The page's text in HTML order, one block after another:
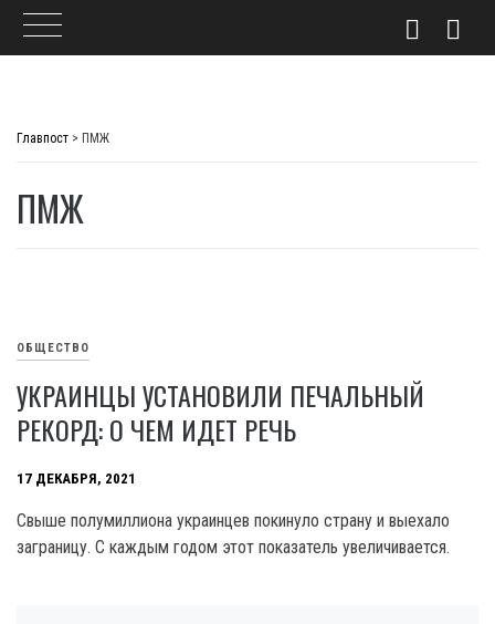
Главпост > ПМЖ
ПМЖ
ОБЩЕСТВО
УКРАИНЦЫ УСТАНОВИЛИ ПЕЧАЛЬНЫЙ
РЕКОРД: О ЧЕМ ИДЕТ РЕЧЬ
17 ДЕКАБРЯ, 2021
Свыше полумиллиона украинцев покинуло страну и выехало
заграницу. С каждым годом этот показатель увеличивается.